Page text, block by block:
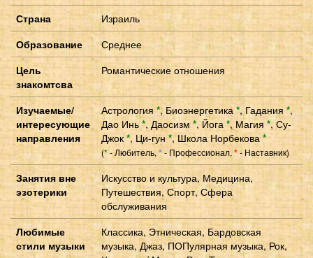
Страна
Израиль
Образование
Среднее
Цель
знакомтсва
Романтические отношения
Изучаемые/
интересующие
направления
Астрология *,Биоэнергетика*, Гадания *,
Дао Инь*, Даосизм *,Йога *, Магия*, Су-
Джок *, Ци-гун*,Школа Норбекова *
(*- Любитель,*- Профессионал,*- Наставник)
Занятия вне
эзотерики
Искусство и культура, Медицина,
Путешествия, Спорт, Сфера
обслуживания
Любимые
стили музыки
Классика, Этническая, Бардовская
музыка, Джаз, ПОПулярная музыка, Рок,